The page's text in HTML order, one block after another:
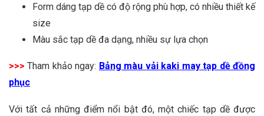
Form dáng tạp dề có độ rộng phù hợp, có nhiều thiết kế
size
Màu sắc tạp dề đa dạng, nhiều sự lựa chọn
>>> Tham khảo ngay: Bảng màu vải kaki may tạp dề đồng
phục
Với tất cả những điểm nổi bật đó, một chiếc tạp dề được